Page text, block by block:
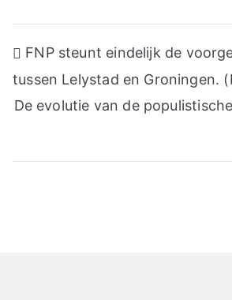
Post
navigation
FNP steunt eindelijk de
tussen Lelystad en Groningen.
De evolutie van de